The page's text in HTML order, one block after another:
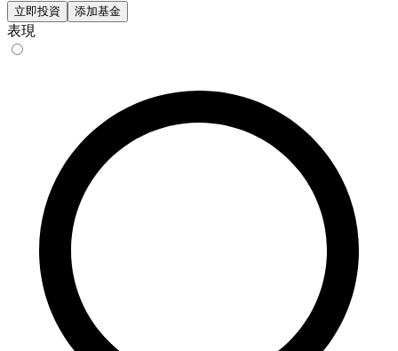
立即投資 添加基金
表現